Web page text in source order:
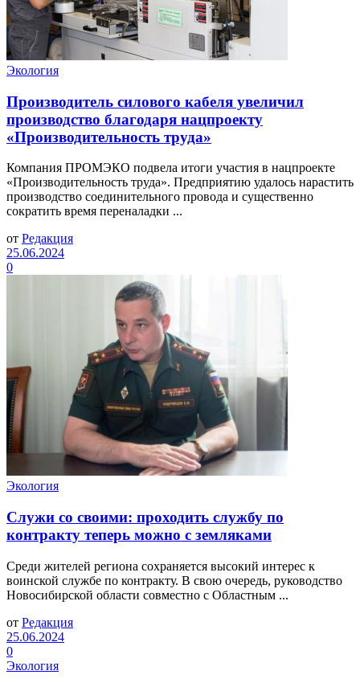
Экология
Производитель силового кабеля увеличил
производство благодаря нацпроекту
«Производительность труда»
Компания ПРОМЭКО подвела итоги участия в нацпроекте
«Производительность труда». Предприятию удалось нарастить
производство соединительного провода и существенно
сократить время переналадки ...
от Редакция
25.06.2024
0
Экология
Служи со своими: проходить службу по
контракту теперь можно с земляками
Среди жителей региона сохраняется высокий интерес к
воинской службе по контракту. В свою очередь, руководство
Новосибирской области совместно с Областным ...
от Редакция
25.06.2024
0
Экология